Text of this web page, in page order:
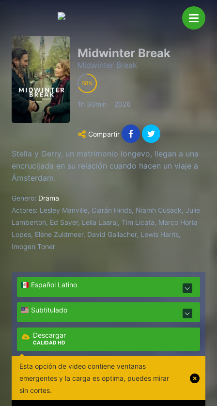
Midwinter Break
Midwinter Break
68
1h 30min 2026
Compartir
Stella y Gerry, un matrimonio longevo, llegan a una
encrucijada en su relación cuando hacen un viaje a
Ámsterdam.
Genero: Drama
Actores: Lesley Manville, Ciarán Hinds, Niamh Cusack, Julie
Lamberton, Ed Sayer, Leila Laaraj, Tim Licata, Marco Horta
Lopes, Elène Zuidmeer, David Gallacher, Lewis Harris,
Imogen Toner
Español Latino
Subtitulado
Descargar
CALIDAD HD
Esta opción de video contiene ventanas
emergentes y la carga es optima, puedes mirar
sin cortes.